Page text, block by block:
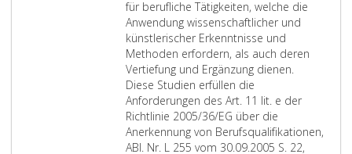
e
r
3
für berufliche Tätigkeiten, welche die
Anwendung wissenschaftlicher und
künstlerischer Erkenntnisse und
Methoden erfordern, als auch deren
Vertiefung und Ergänzung dienen.
Diese Studien erfüllen die
Anforderungen des Art. 11 lit. e der
Richtlinie 2005/36/EG über die
Anerkennung von Berufsqualifikationen,
ABl. Nr. L 255 vom 30.09.2005 S. 22,